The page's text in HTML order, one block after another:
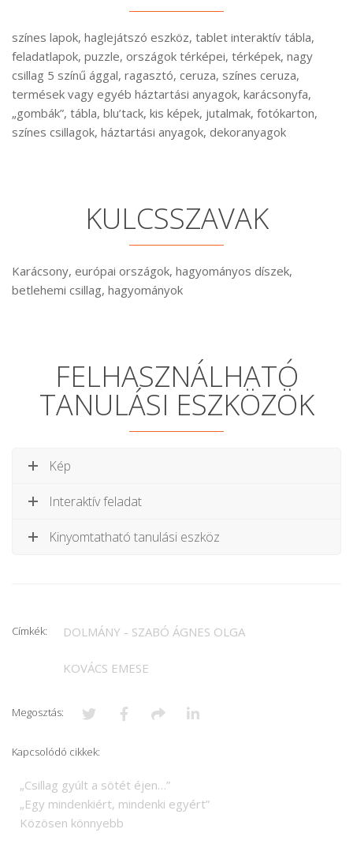
színes lapok, haglejátszó eszköz, tablet interaktív tábla,
feladatlapok, puzzle, országok térképei, térképek, nagy
csillag 5 színű ággal, ragasztó, ceruza, színes ceruza,
termések vagy egyéb háztartási anyagok, karácsonyfa,
„gombák”, tábla, blu’tack, kis képek, jutalmak, fotókarton,
színes csillagok, háztartási anyagok, dekoranyagok
KULCSSZAVAK
Karácsony, európai országok, hagyományos díszek,
betlehemi csillag, hagyományok
FELHASZNÁLHATÓ
TANULÁSI ESZKÖZÖK
Kép
Interaktív feladat
Kinyomtatható tanulási eszköz
Címkék: DOLMÁNY - SZABÓ ÁGNES OLGA
KOVÁCS EMESE
Megosztás:
Kapcsolódó cikkek:
„Csillag gyúlt a sötét éjen…”
„Egy mindenkiért, mindenki egyért”
Közösen könnyebb